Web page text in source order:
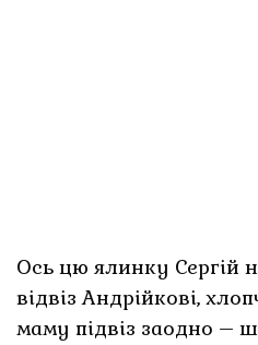
Ось цю ялинку Сергій
відвіз Андрійкові,
маму підвіз заодно –